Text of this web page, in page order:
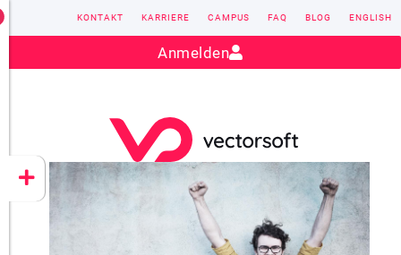
CONZEPT 16
YEET
Kontakt:sales@vectorsoft.de
KONTAKT KARRIERE CAMPUS FAQ BLOG ENGLISH
Anmelden